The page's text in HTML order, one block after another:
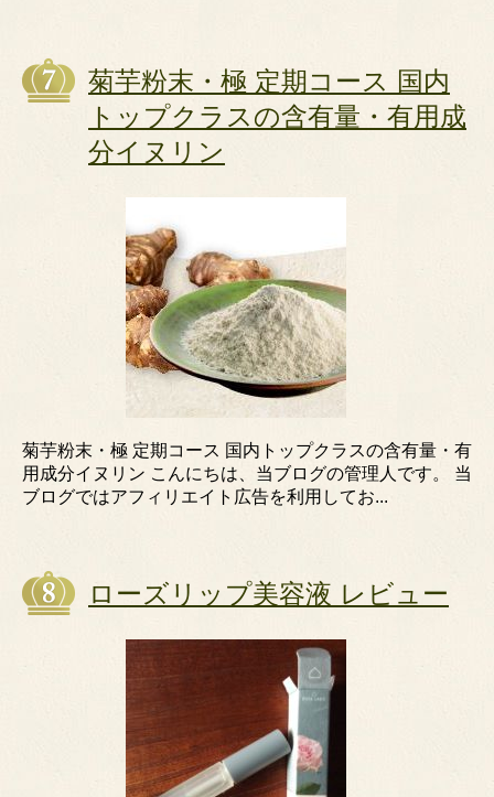
菊芋粉末・極 定期コース 国内
トップクラスの含有量・有用成
分イヌリン
菊芋粉末・極 定期コース 国内トップクラスの含有量・有
用成分イヌリン こんにちは、当ブログの管理人です。 当
ブログではアフィリエイト広告を利用してお...
ローズリップ美容液 レビュー